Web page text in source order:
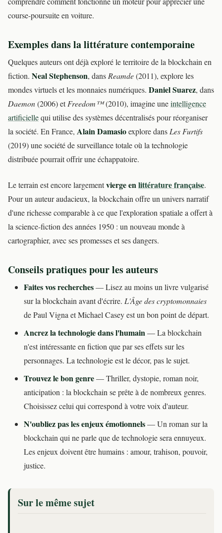
course-poursuite en voiture.
Exemples dans la littérature contemporaine
Quelques auteurs ont déjà exploré le territoire de la blockchain en
fiction. Neal Stephenson, dansReamde(2011), explore les
mondes virtuels et les monnaies numériques. Daniel Suarez, dans
Daemon(2006) etFreedom™(2010), imagine uneintelligence
artificiellequi utilise des systèmes décentralisés pour réorganiser
la société. En France, Alain Damasioexplore dansLes Furtifs
(2019) une société de surveillance totale où la technologie
distribuée pourrait offrir une échappatoire.
Le terrain est encore largementvierge enlittérature française.
Pour un auteur audacieux, la blockchain offre un univers narratif
d'une richesse comparable à ce que l'exploration spatiale a offert à
la science-fiction des années 1950 : un nouveau monde à
cartographier, avec ses promesses et ses dangers.
Conseils pratiques pour les auteurs
Faites vos recherches— Lisez au moins un livre vulgarisé
sur la blockchain avant d'écrire. L'Âge des cryptomonnaies
de Paul Vigna et Michael Casey est un bon point de départ.
Ancrez la technologie dans l'humain— La blockchain
n'est intéressante en fiction que par ses effets sur les
personnages. La technologie est le décor, pas le sujet.
Trouvez le bon genre— Thriller, dystopie, roman noir,
anticipation : la blockchain se prête à de nombreux genres.
Choisissez celui qui correspond à votre voix d'auteur.
N'oubliez pas les enjeux émotionnels— Un roman sur la
blockchain qui ne parle que de technologie sera ennuyeux.
Les enjeux doivent être humains : amour, trahison, pouvoir,
justice.
Sur le même sujet